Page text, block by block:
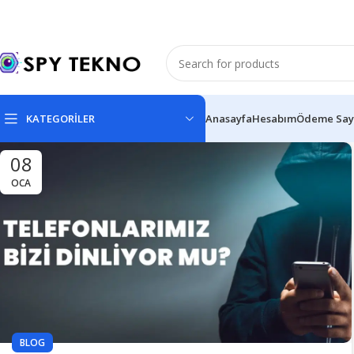
KATEGORİLER AnasayfaHesabımÖdeme
08
OCA
BLOG